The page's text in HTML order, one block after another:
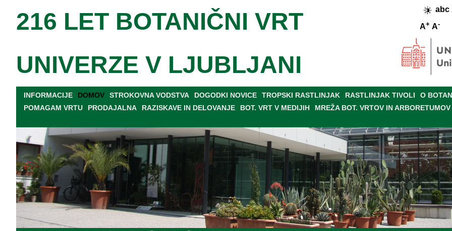
abc
A+ A-
216 LET BOTANIČNI VRT
UNIVERZE V LJUBLJANI
INFORMACIJE DOMOV STROKOVNA VODSTVA DOGODKI NOVICE TROPSKI RASTLINJAK RASTLINJAK TIVOLI O
POMAGAM VRTU
PRODAJALNA RAZISKAVE IN DELOVANJE BOT. VRT V MEDIJIH MREŽA BOT. VRTOV IN ARBORETUMOV